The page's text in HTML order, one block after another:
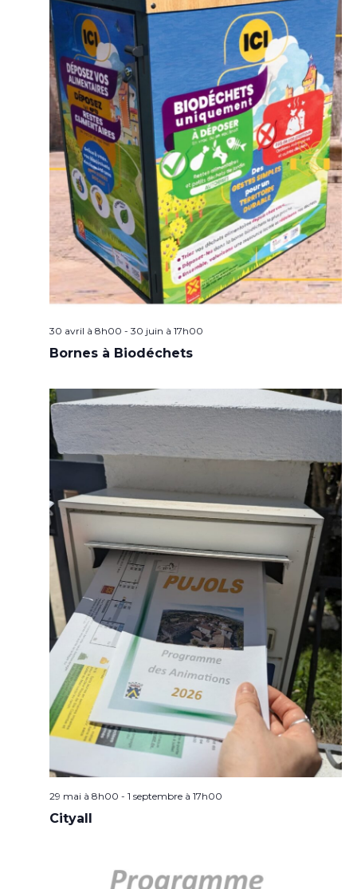
30 avril à 8h00 - 30 juin à 17h00
Bornes à Biodéchets
29 mai à 8h00 - 1 septembre à 17h00
Cityall